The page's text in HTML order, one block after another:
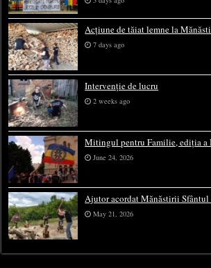
Acțiune de tăiat lemne la
7 days ago
Intervenție de lucru
2 weeks ago
Mitingul pentru Familie, ediția a
June 24, 2026
Ajutor acordat Mănăstirii Sfântul
May 21, 2026